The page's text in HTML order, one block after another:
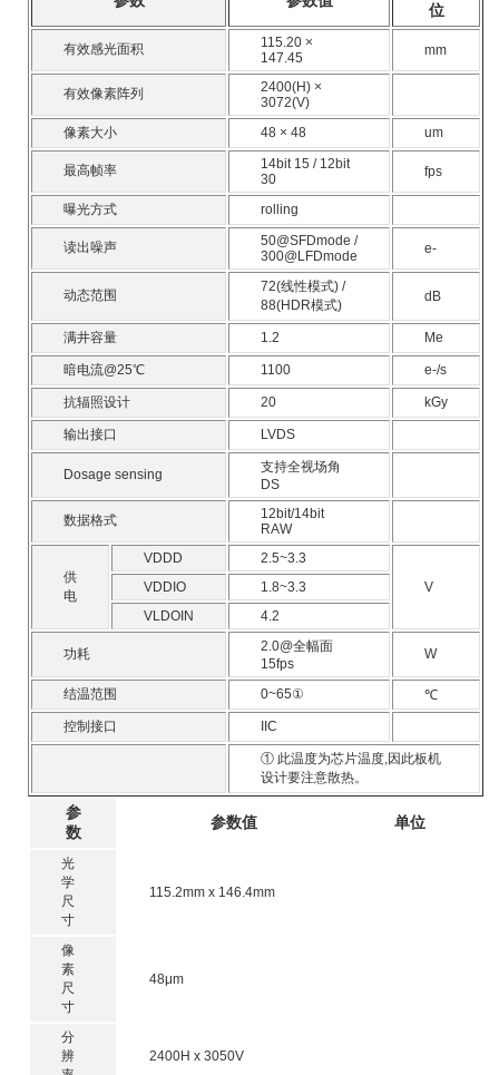
位
有效感光面积
115.20 ×
147.45
mm
有效像素阵列
2400(H) ×
3072(V)
像素大小
48 × 48 um
最高帧率
14bit 15 / 12bit
30
fps
曝光方式 rolling
读出噪声
50@SFDmode /
300@LFDmode
e-
动态范围
72(线性模式) /
88(HDR模式)
dB
满井容量 1.2 Me
暗电流@25℃ 1100 e-/s
抗辐照设计 20 kGy
输出接口 LVDS
Dosage sensing
支持全视场角
DS
数据格式
12bit/14bit
RAW
供
电
VDDD
2.5~3.3
V
VDDIO
1.8~3.3
VLDOIN
4.2
功耗
2.0@全幅面
15fps
W
结温范围 0~65①
℃
控制接口
IIC
① 此温度为芯片温度,因此板机
设计要注意散热。
参
数
参数值 单位
光
学
尺
寸
115.2mm x 146.4mm
像
素
尺
寸
48μm
分
辨
2400H x 3050V